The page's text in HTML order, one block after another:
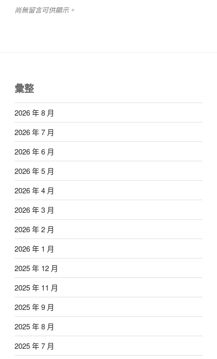
尚無留言可供顯示。
彙整
2026 年 8 月
2026 年 7 月
2026 年 6 月
2026 年 5 月
2026 年 4 月
2026 年 3 月
2026 年 2 月
2026 年 1 月
2025 年 12 月
2025 年 11 月
2025 年 9 月
2025 年 8 月
2025 年 7 月